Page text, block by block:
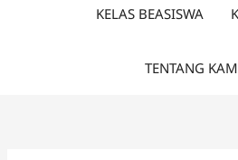
KELAS BEASISWA
TENTANG